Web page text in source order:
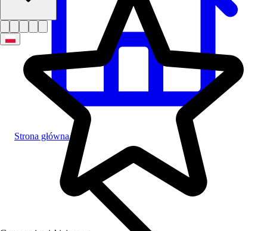
Strona główna